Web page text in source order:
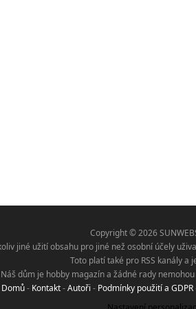
Copyright © 2026
jiné užití obsahu pro jiné než osobní účely
Toto platí také pro RSS kanály a
Náš dům je hobby magazín a žádné rady
Domů- Kontakt-Autoři - Podmínky použití a GDPR